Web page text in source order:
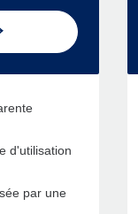
d'utilisation
par une